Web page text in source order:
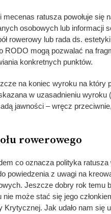
ratusza powołuje się
osobowych lub informacji
rowerowy lub rada ds.
RODO mogą pozwalać na
konkretnych punktów.
na koniec wyroku na który
w uzasadnieniu wyroku
jawności – wręcz
rowerowego
co oznacza polityka
powiedzenia z uwagi na
Jeszcze dobry rok temu
nie może stać się jego
Krytycznej. Jak udało nam się